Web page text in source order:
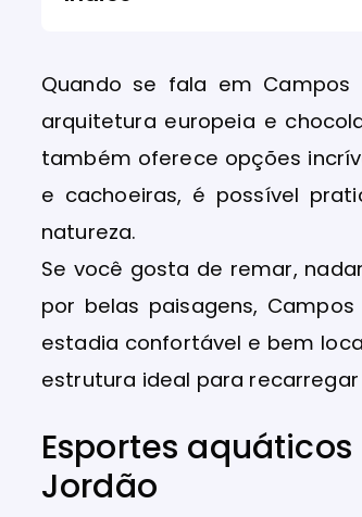
Quando se fala em
arquitetura europeia e
também oferece opções
e cachoeiras, é possível
natureza.
Se você gosta de remar,
por belas paisagens,
estadia confortável e bem
estrutura ideal para
Esportes
Jordão